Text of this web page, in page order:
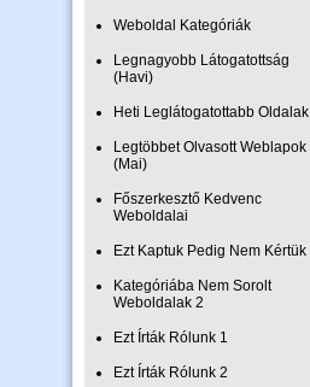
Weboldal Kategóriák
Legnagyobb Látogatottság
(Havi)
Heti Leglátogatottabb Oldalak
Legtöbbet Olvasott Weblapok
(Mai)
Főszerkesztő Kedvenc
Weboldalai
Ezt Kaptuk Pedig Nem Kértük
Kategóriába Nem Sorolt
Weboldalak 2
Ezt Írták Rólunk 1
Ezt Írták Rólunk 2